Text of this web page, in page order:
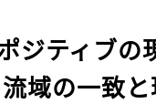
ジティブの
域の一致